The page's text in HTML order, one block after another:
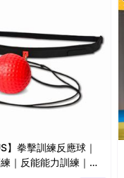
】拳擊訓練反應球｜
｜反能能力訓練｜超